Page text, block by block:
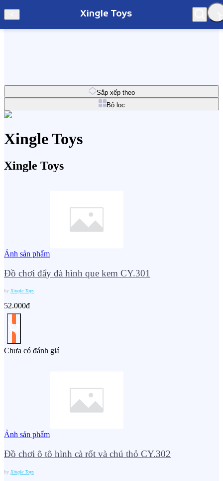
Xingle Toys
Hà Nội
Sắp xếp theo
Bộ lọc
Xingle Toys
Xingle Toys
Ảnh sản phẩm
Đồ chơi đẩy đà hình que kem CY.301
by Xingle Toys
52.000đ
Chưa có đánh giá
Ảnh sản phẩm
Đồ chơi ô tô hình cà rốt và chú thỏ CY.302
by Xingle Toys